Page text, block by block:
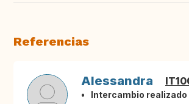
Referencias
Alessandra
Intercambio realizado